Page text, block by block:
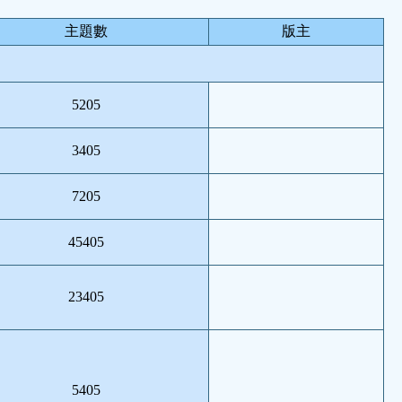
主題數 版主
5205
3405
7205
45405
23405
5405